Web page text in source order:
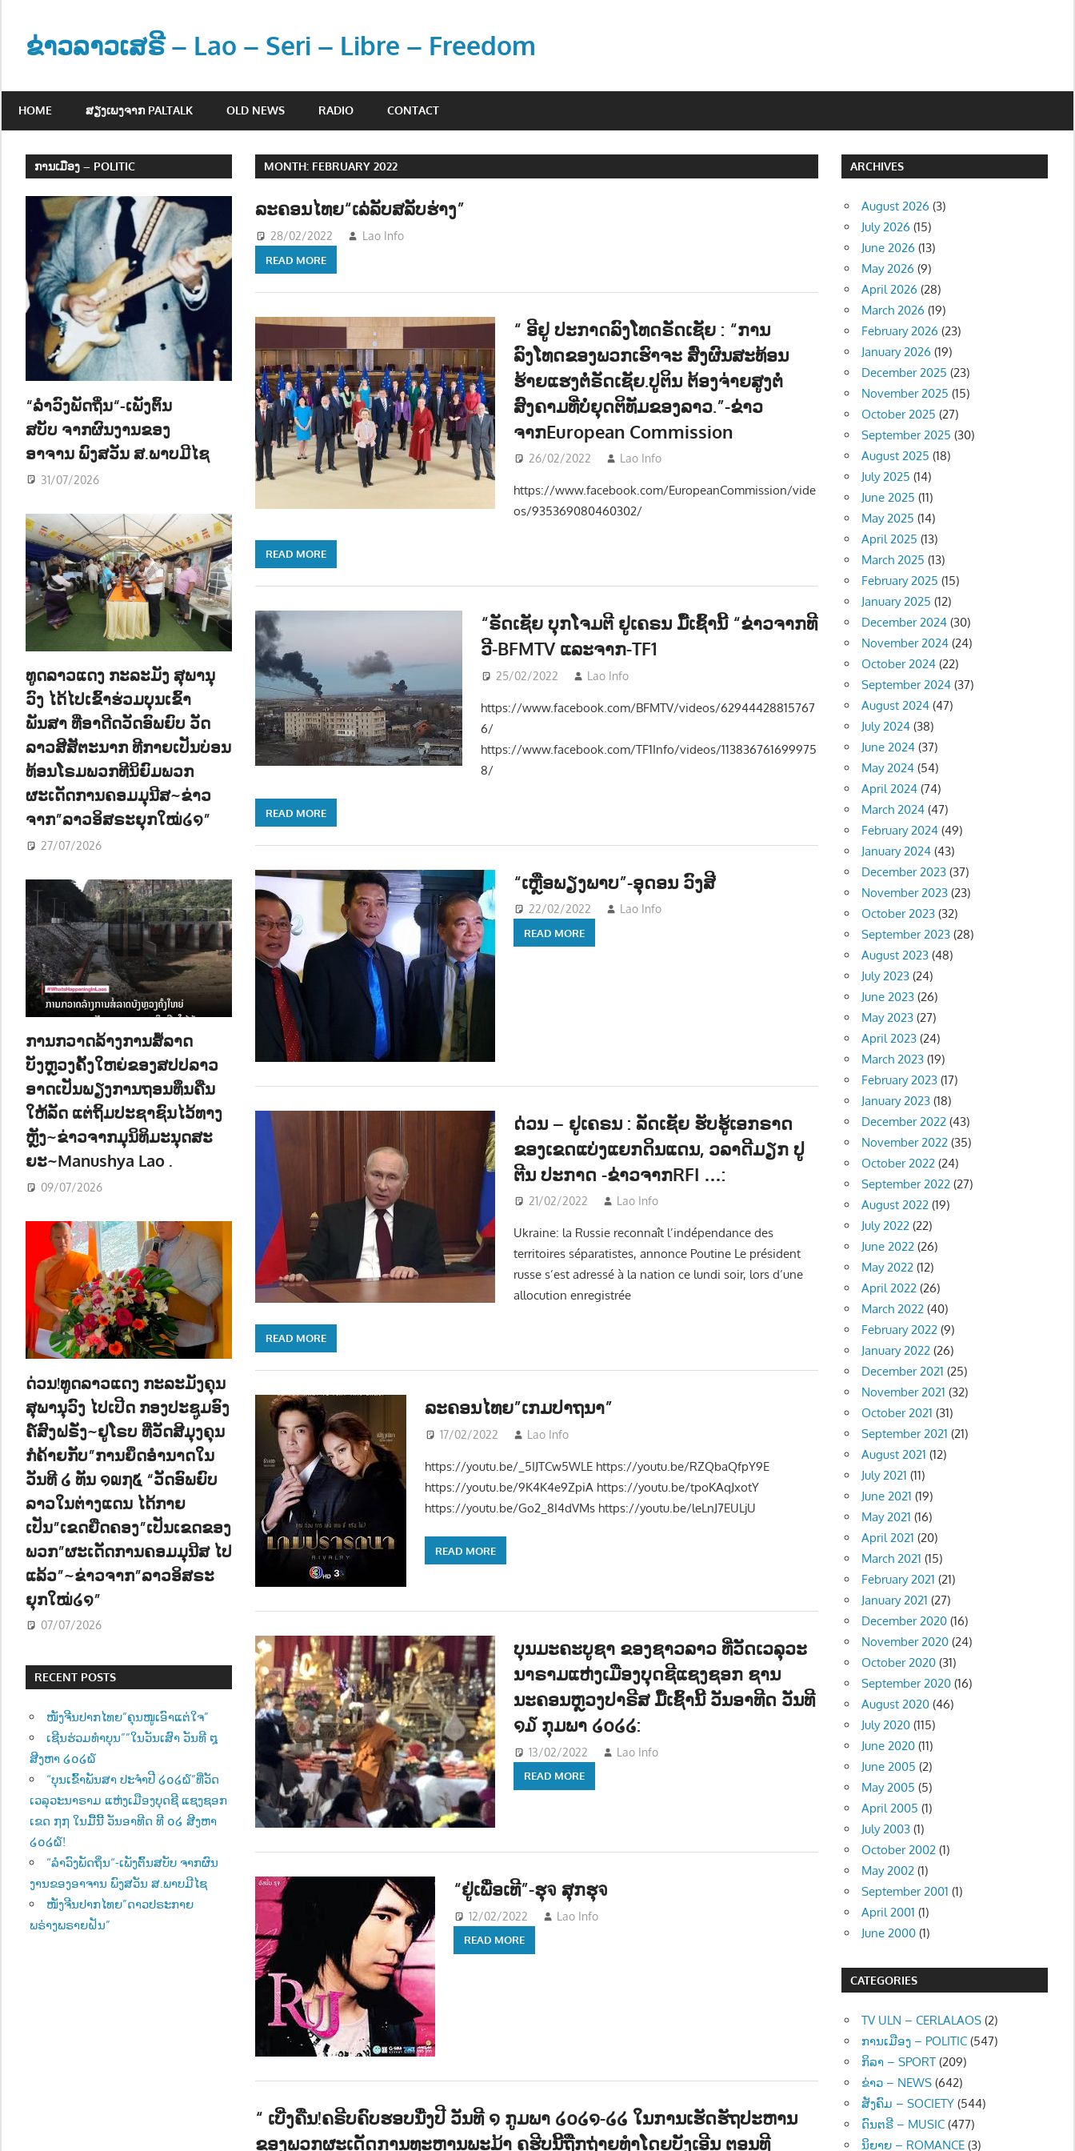
contentຂ່າວລາວເສຣີ – Lao – Seri – Libre – Freedom
ວ
ະ
ຂ່
າ
ວ
າ
HOME ສຽງເພງຈາກ PALTALK OLD NEWS RADIO CONTACT
MONTH: FEBRUARY 2022
ລະຄອນໄທຍ“ເລ່ລັບສລັບຮ່າງ”
28/02/2022 Lao Info
READ MORE
“ ອີຢູ ປະກາດລົງໂທດຣັດເຊັຍ : “ການ
ລົງໂທດຂອງພວກເຮົາຈະ ສົ່ງຜົນສະທ້ອນ
ຮ້າຍແຮງຕໍ່ຣັດເຊັຍ.ປູຕິນ ຕ້ອງຈ່າຍສູງຕໍ່
ສົງຄາມທີ່ບໍ່ຍຸດຕິທັມຂອງລາວ.”-ຂ່າວ
ຈາກEuropean Commission
26/02/2022 Lao Info ຂ່າວ - NEWS
https://www.facebook.com/EuropeanCommission/vide
os/935369080460302/
READ MORE
“ຣັດເຊັຍ ບຸກໂຈມຕີ ຢູເຄຣນ ມື້ເຊົ້ານີ້ “ຂ່າວຈາກທີ
ວີ-BFMTV ແລະຈາກ-TF1
25/02/2022 Lao Info
https://www.facebook.com/BFMTV/videos/62944428815767
6/
https://www.facebook.com/TF1Info/videos/113836761699975
8/
READ MORE
“ເຫຼືອພຽງພາບ”-ອຸດອນ ວົງສີ
22/02/2022 Lao Info
READ MORE
ດ່ວນ – ຢູ​ເຄຣນ : ລັດ​ເຊັຍ ​ຮັບ​ຮູ້​ເອກຣາດ​
ຂອງ​ເຂດ​ແບ່ງ​ແຍກ​ດິນ​ແດນ, ວລາດີມຽກ ປູ
ຕີນ ປະກາດ -ຂ່າວຈາກRFI …:
21/02/2022 Lao Info ຂ່າວ - NEWS
Ukraine: la Russie reconnaît l’indépendance des
territoires séparatistes, annonce Poutine Le président
russe s’est adressé à la nation ce lundi soir, lors d’une
allocution enregistrée
READ MORE
ລະຄອນໄທຍ”ເກມປາຖນາ”
17/02/2022 Lao Info
https://youtu.be/_5IJTCw5WLE https://youtu.be/RZQbaQfpY9E
https://youtu.be/9K4K4e9ZpiA https://youtu.be/tpoKAqJxotY
https://youtu.be/Go2_8I4dVMs https://youtu.be/leLnJ7EULjU
READ MORE
ບຸນມະຄະບູຊາ ຂອງຊາວລາວ ທີ່ວັດເວລຸວະ
ນາຣາມແຫ່ງເມືອງບຸດຊີແຊງຊອກ ຊານ
ນະຄອນຫຼວງປາຣີສ ມື້ເຊົ້ານີ້ ວັນອາທີດ ວັນທີ
໑໓ ກຸມພາ ໒໐໒໒:
13/02/2022 Lao Info
READ MORE
“ຢູ່ເພື່ອເທີ”-ຮຸจ ສຸກຮຸจ
12/02/2022 Lao Info
READ MORE
“ ເບີ່ງຄືນ!ຄຣີບຄົບຮອບນື່ງປີ ວັນທີ ໑ ກູມພາ ໒໐໒໑-໒໒ ໃນການເຮັດຮັຖປະຫານ
ຂອງພວກຜະເດັດການທະຫານພະມ້າ ຄຮີບນີ້ຖືກຖ່າຍທຳໂດຍບັງເອີນ ຕອນທີ
ການເມືອງ – POLITIC
“ລຳວົງພັດຖິ່ນ“-ເພັງຕົ້ນ
ສບັບ ຈາກຜົນງານຂອງ
ອາຈານ ພົງສວັນ ສ.ພາບມີໄຊ
31/07/2026
ທູດລາວແດງ ກະລະມັງ ສຸພານຸ
ວົງ ໄດ້ໄປເຂົ້າຮ່ວມບຸນເຂົ້າ
ພັນສາ ທີ່ອາດີດວັດອົພຍົບ ວັດ
ລາວສີສັຕະນາກ ທີກາຍເປັນບ່ອນ
ທ້ອນໂຣມພວກທີນິຍົມພວກ
ຜະເດັດການຄອມມຸນີສ~ຂ່າວ
ຈາກ”ລາວອິສຣະຍຸກໃໝ່໒໑”
27/07/2026
ການກວາດລ້າງການສໍ້ລາດ
ບັງຫຼວງຄັ້ງໃຫຍ່ຂອງສປປລາວ
ອາດເປັນພຽງການຖອນທຶນຄືນ
ໃຫ້ລັດ ແຕ່ຖິ້ມປະຊາຊົນໄວ້ທາງ
ຫຼັງ~ຂ່າວຈາກມຸນິທິມະນຸດສະ
ຍະ~Manushya Lao .
09/07/2026
ດ່ວນ!ທູດລາວແດງ ກະລະມັງຄຸນ
ສຸພານຸວົງ ໄປເປີດ ກອງປະຊູມອົງ
ຄ໌ສົງຝຣັ່ງ~ຢູໂຣບ ທີ່ວັດສີມຸງຄຸນ
ກໍຄ້າຍກັບ”ການຍຶດອຳນາດໃນ
ວັນທີ ໒ ທັນ ໑໙໗໕ “ວັດອົພຍົບ
ລາວໃນຕ່າງແດນ ໄດ້ກາຍ
ເປັນ”ເຂດຍືດຄອງ”ເປັນເຂດຂອງ
ພວກ”ຜະເດັດການຄອມມຸນີສ ໄປ
ແລ້ວ”~ຂ່າວຈາກ”ລາວອິສຣະ
ຍຸກໃໝ່໒໑”
07/07/2026
RECENT POSTS
ໜັງຈີນປາກໄທຍ”ຄຸນໜູເອົາແຕ່ໃຈ”
ເຊີນຮ່ວມທຳບຸນ””ໃນວັນເສົາ ວັນທີ ໘
ສີງຫາ ໒໐໒໖
“ບຸນເຂົ້າພັນສາ ປະຈຳປີ ໒໐໒໖”ທີ່ວັດ
ເວລຸວະນາຣາມ ແຫ່ງເມືອງບຸດຊີ ແຊງຊອກ
ເຂດ ໗໗ ໃນມື້ນີ້ ວັນອາທີດ ທີ ໐໒ ສີງຫາ
໒໐໒໖!
“ລຳວົງພັດຖິ່ນ“-ເພັງຕົ້ນສບັບ ຈາກຜົນ
ງານຂອງອາຈານ ພົງສວັນ ສ.ພາບມີໄຊ
ໜັງຈີນປາກໄທຍ”ດາວປຣະກາຍ
ພຣ່າງພຣາຍຝັນ”
ARCHIVES
August 2026 (3)
July 2026 (15)
June 2026 (13)
May 2026 (9)
April 2026 (28)
March 2026 (19)
February 2026 (23)
January 2026 (19)
December 2025 (23)
November 2025 (15)
October 2025 (27)
September 2025 (30)
August 2025 (18)
July 2025 (14)
June 2025 (11)
May 2025 (14)
April 2025 (13)
March 2025 (13)
February 2025 (15)
January 2025 (12)
December 2024 (30)
November 2024 (24)
October 2024 (22)
September 2024 (37)
August 2024 (47)
July 2024 (38)
June 2024 (37)
May 2024 (54)
April 2024 (74)
March 2024 (47)
February 2024 (49)
January 2024 (43)
December 2023 (37)
November 2023 (23)
October 2023 (32)
September 2023 (28)
August 2023 (48)
July 2023 (24)
June 2023 (26)
May 2023 (27)
April 2023 (24)
March 2023 (19)
February 2023 (17)
January 2023 (18)
December 2022 (43)
November 2022 (35)
October 2022 (24)
September 2022 (27)
August 2022 (19)
July 2022 (22)
June 2022 (26)
May 2022 (12)
April 2022 (26)
March 2022 (40)
February 2022 (9)
January 2022 (26)
December 2021 (25)
November 2021 (32)
October 2021 (31)
September 2021 (21)
August 2021 (12)
July 2021 (11)
June 2021 (19)
May 2021 (16)
April 2021 (20)
March 2021 (15)
February 2021 (21)
January 2021 (27)
December 2020 (16)
November 2020 (24)
October 2020 (31)
September 2020 (16)
August 2020 (46)
July 2020 (115)
June 2020 (11)
June 2005 (2)
May 2005 (5)
April 2005 (1)
July 2003 (1)
October 2002 (1)
May 2002 (1)
September 2001 (1)
April 2001 (1)
June 2000 (1)
CATEGORIES
TV ULN – CERLALAOS (2)
ການເມືອງ – POLITIC (547)
ກິລາ – SPORT (209)
ຂ່າວ – NEWS (642)
ສັງຄົມ – SOCIETY (544)
ດົນຕຣີ – MUSIC (477)
ນິຍາຍ – ROMANCE (3)